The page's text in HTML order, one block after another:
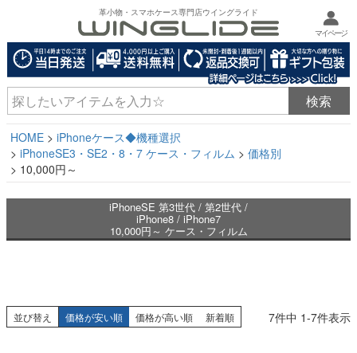
革小物・スマホケース専門店ウイングライド
マイページ
HOME
iPhoneケース◆機種選択
iPhoneSE3・SE2・8・7 ケース・フィルム
価格別
10,000円～
iPhoneSE 第3世代 / 第2世代 /
iPhone8 / iPhone7
10,000円～ ケース・フィルム
並び替え 価格が安い順 価格が高い順 新着順 7件中 1-7件表示